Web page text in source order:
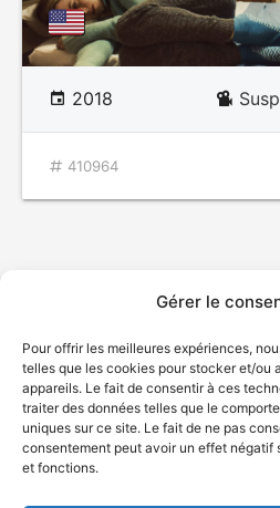
Gérer le
Pour offrir les meilleures expériences,
telles que les cookies pour stocker et/ou
appareils. Le fait de consentir à ces
traiter des données telles que le
uniques sur ce site. Le fait de ne pas
consentement peut avoir un effet négatif
et fonctions.
2018
410964